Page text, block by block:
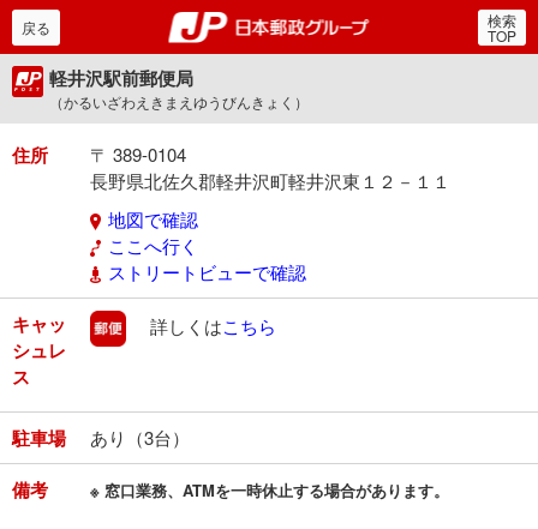
郵便局・日本郵政グルー
戻る 検索
TOP
軽井沢駅前郵便局
（かるいざわえきまえゆうびんきょく）
住所
〒 389-0104
長野県北佐久郡軽井沢町軽井沢東１２－１１
地図で確認
ここへ行く
ストリートビューで確認
キャッ
シュレ
ス
郵便
詳しくはこちら
駐車場 あり（3台）
備考 ※ 窓口業務、ATMを一時休止する場合があります。